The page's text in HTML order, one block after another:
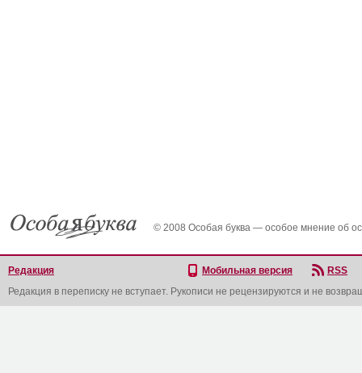
© 2008 Особая буква — особое мнение об
Редакция Мобильная версия
RSS
Редакция в переписку не вступает. Рукописи не рецензируются и не